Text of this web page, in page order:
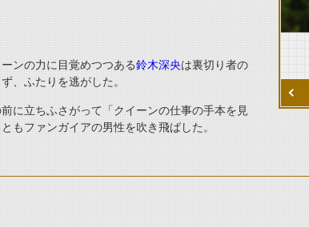
ンの力に目覚めつつある鈴木深央は裏切り者の
、ふたりを逃がした。
に立ちふさがって「クイーンの仕事の手本を見
もファンガイアの男性を吹き飛ばした。